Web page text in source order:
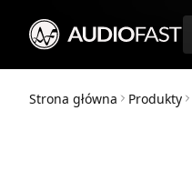
Strona główna Produkty